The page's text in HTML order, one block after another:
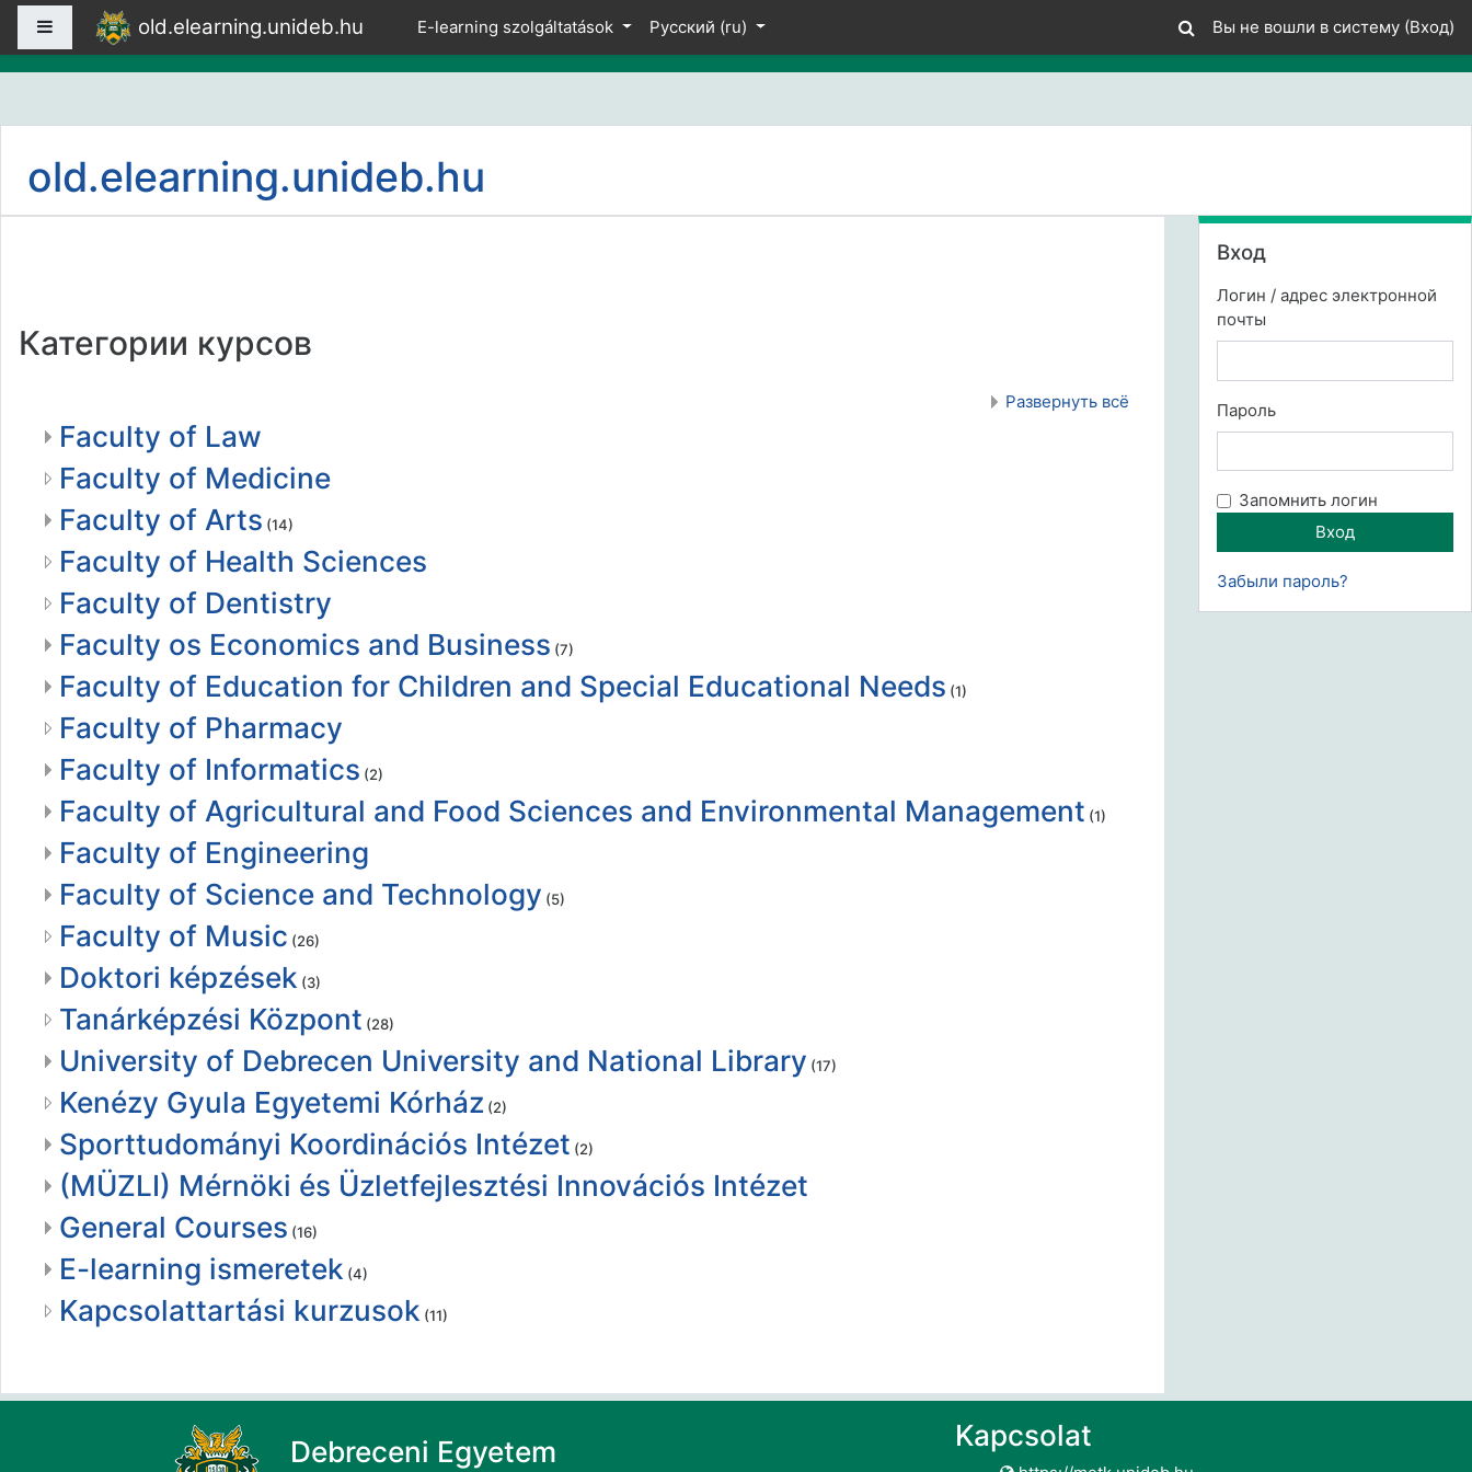
Перейти к основному содержанию
Боковая панельold.elearning.unideb.hu E-learning szolgáltatások Русский ‎(ru)‎ Вы не вошли в систему (Вход)
old.elearning.unideb.hu
Категории курсов
Развернуть всё
Faculty of Law
Faculty of Medicine
Faculty of Arts (14)
Faculty of Health Sciences
Faculty of Dentistry
Faculty os Economics and Business (7)
Faculty of Education for Children and Special Educational Needs (1)
Faculty of Pharmacy
Faculty of Informatics (2)
Faculty of Agricultural and Food Sciences and Environmental Management (1)
Faculty of Engineering
Faculty of Science and Technology (5)
Faculty of Music (26)
Doktori képzések (3)
Tanárképzési Központ (28)
University of Debrecen University and National Library (17)
Kenézy Gyula Egyetemi Kórház (2)
Sporttudományi Koordinációs Intézet (2)
(MÜZLI) Mérnöki és Üzletfejlesztési Innovációs Intézet
General Courses (16)
E-learning ismeretek (4)
Kapcsolattartási kurzusok (11)
Пропустить Вход
Вход
Логин / адрес электронной
почты
Пароль
Запомнить логин
Забыли пароль?
Debreceni Egyetem Kapcsolat